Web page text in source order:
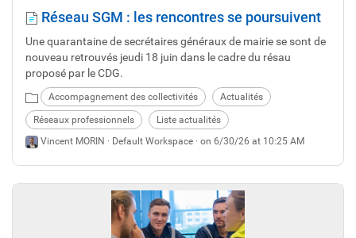
Réseau SGM : les rencontres se poursuivent
Une quarantaine de secrétaires généraux de mairie se sont de
nouveau retrouvés jeudi 18 juin dans le cadre du résau
proposé par le CDG.
Accompagnement des collectivités Actualités
Réseaux professionnels
Liste actualités
Vincent MORIN · Default Workspace · on 6/30/26 at 10:25 AM